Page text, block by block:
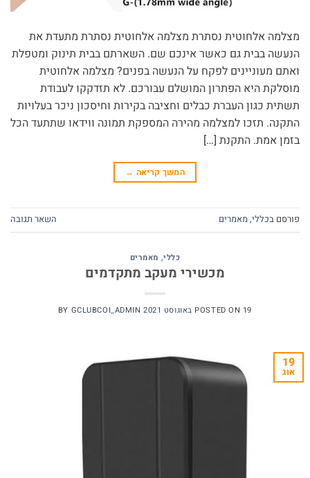
מצלמה אלחוטית נסתרת מצלמה אלחוטית נסתרת מתעדת את
הנעשה בבית גם כאשר אינכם שם. השארתם בבית תינוק ומטפלת
ואתם מעוניינים לפקח על הנעשה בפנים? מצלמה אלחוטית
מוסלקת היא הפתרון המושלם עבורכם. לא תזדקקו לעבודת
תשתית כגון העברת כבלים וחציבה בקירות וחיסכון ניכר בעלויות
התקנה. תזכו למצלמה מהירה המספקת תמונה ווידאו שתתעד הכל
בזמן אמת. התקנת […]
המשך קריאה →
פורסם בכללי,מאמרים השאר תגובה
כללי, מאמרים
מכשירי מעקב מתקדמים
POSTED ON 19 באוגוסט 2021 BY GCLUBCOI_ADMIN
19
אוג